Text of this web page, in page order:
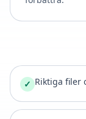
✓ Riktiga filer